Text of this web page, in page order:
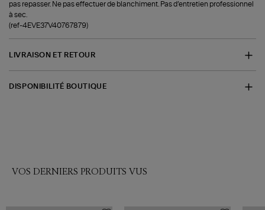
pas repasser. Ne pas effectuer de blanchiment. Pas d’entretien professionnel
à sec.
(ref-4EVE37V40767879)
LIVRAISON ET RETOUR
DISPONIBILITÉ BOUTIQUE
VOS DERNIERS PRODUITS VUS